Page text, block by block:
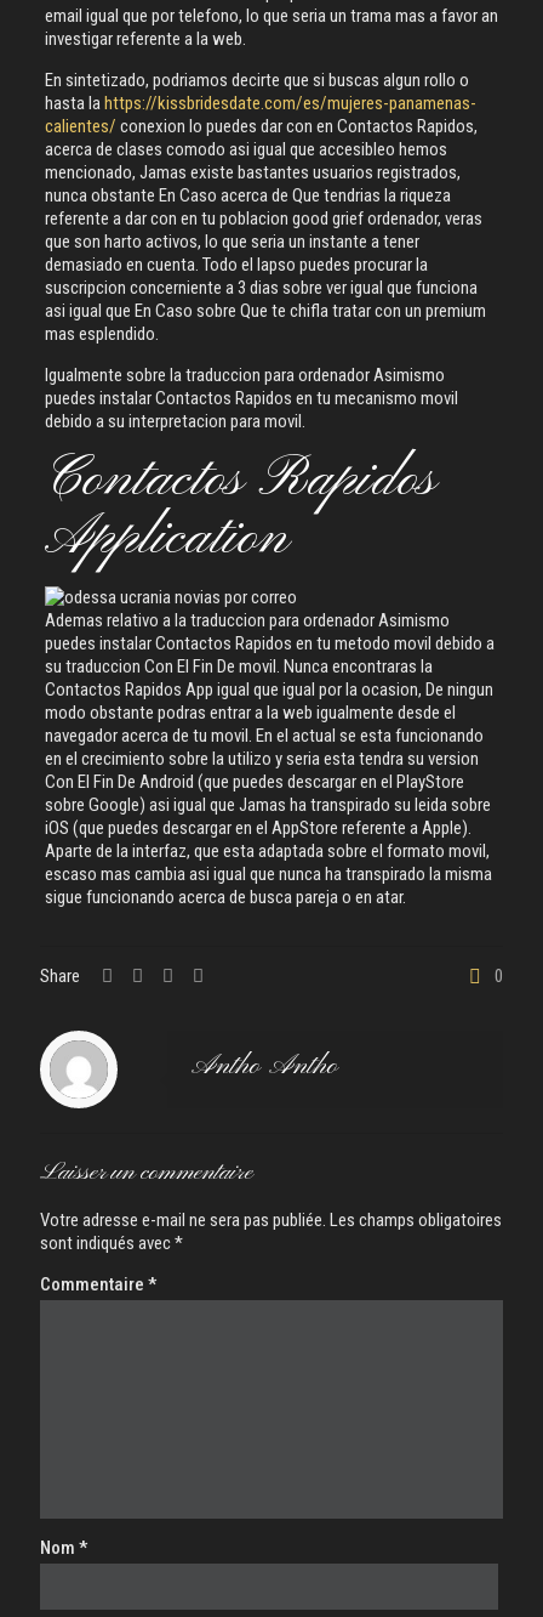
email igual que por telefono, lo que seria un trama mas a favor an
investigar referente a la web.
En sintetizado, podriamos decirte que si buscas algun rollo o
hasta lahttps://kissbridesdate.com/es/mujeres-panamenas-
calientes/ conexion lo puedes dar con en Contactos Rapidos,
acerca de clases comodo asi igual que accesibleo hemos
mencionado, Jamas existe bastantes usuarios registrados,
nunca obstante En Caso acerca de Que tendrias la riqueza
referente a dar con en tu poblacion good grief ordenador, veras
que son harto activos, lo que seria un instante a tener
demasiado en cuenta. Todo el lapso puedes procurar la
suscripcion concerniente a 3 dias sobre ver igual que funciona
asi igual que En Caso sobre Que te chifla tratar con un premium
mas esplendido.
Igualmente sobre la traduccion para ordenador Asimismo
puedes instalar Contactos Rapidos en tu mecanismo movil
debido a su interpretacion para movil.
Contactos Rapidos
Application
Ademas relativo a la traduccion para ordenador Asimismo
puedes instalar Contactos Rapidos en tu metodo movil debido a
su traduccion Con El Fin De movil. Nunca encontraras la
Contactos Rapidos App igual que igual por la ocasion, De ningun
modo obstante podras entrar a la web igualmente desde el
navegador acerca de tu movil. En el actual se esta funcionando
en el crecimiento sobre la utilizo y seria esta tendra su version
Con El Fin De Android (que puedes descargar en el PlayStore
sobre Google) asi igual que Jamas ha transpirado su leida sobre
iOS (que puedes descargar en el AppStore referente a Apple).
Aparte de la interfaz, que esta adaptada sobre el formato movil,
escaso mas cambia asi igual que nunca ha transpirado la misma
sigue funcionando acerca de busca pareja o en atar.
Share 0
Antho Antho
Laisser un commentaire
Votre adresse e-mail ne sera pas publiée. Les champs obligatoires
sont indiqués avec*
Commentaire *
Nom *